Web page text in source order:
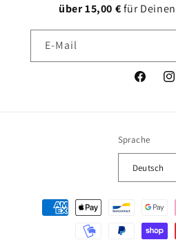
über 15,00 €für
E-Mail
Facebook
Sprache
Deutsch
Zahlungsmethoden